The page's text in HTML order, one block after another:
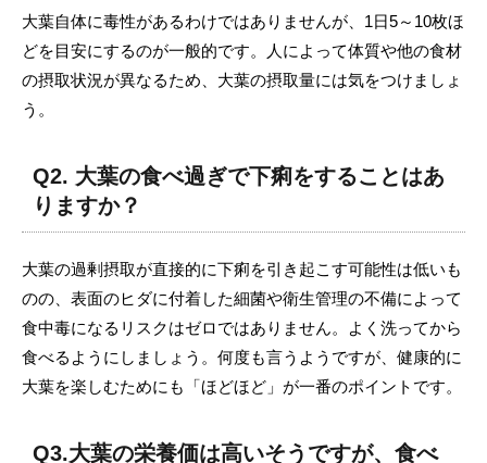
大葉自体に毒性があるわけではありませんが、1日5～10枚ほ
どを目安にするのが一般的です。人によって体質や他の食材
の摂取状況が異なるため、大葉の摂取量には気をつけましょ
う。
Q2. 大葉の食べ過ぎで下痢をすることはあ
りますか？
大葉の過剰摂取が直接的に下痢を引き起こす可能性は低いも
のの、表面のヒダに付着した細菌や衛生管理の不備によって
食中毒になるリスクはゼロではありません。よく洗ってから
食べるようにしましょう。何度も言うようですが、健康的に
大葉を楽しむためにも「ほどほど」が一番のポイントです。
Q3.大葉の栄養価は高いそうですが、食べ